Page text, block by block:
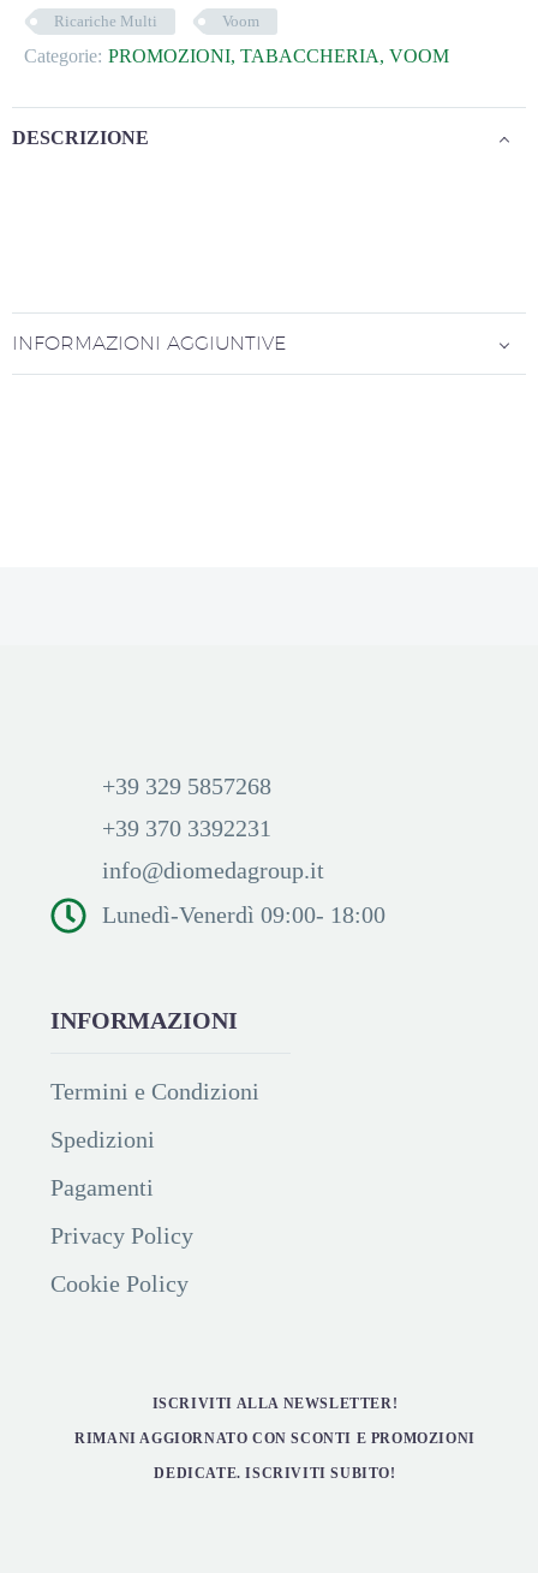
Ricariche Multi Voom
Categorie: PROMOZIONI, TABACCHERIA, VOOM
DESCRIZIONE
INFORMAZIONI AGGIUNTIVE
+39 329 5857268
+39 370 3392231
info@diomedagroup.it
Lunedì-Venerdì 09:00- 18:00
INFORMAZIONI
Termini e Condizioni
Spedizioni
Pagamenti
Privacy Policy
Cookie Policy
ISCRIVITI ALLA NEWSLETTER!
RIMANI AGGIORNATO CON SCONTI E PROMOZIONI
DEDICATE. ISCRIVITI SUBITO!